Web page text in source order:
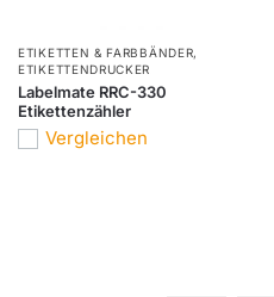
ETIKETTEN & FARBBÄNDER,
ETIKETTENDRUCKER
Labelmate RRC-330
Etikettenzähler
Vergleichen